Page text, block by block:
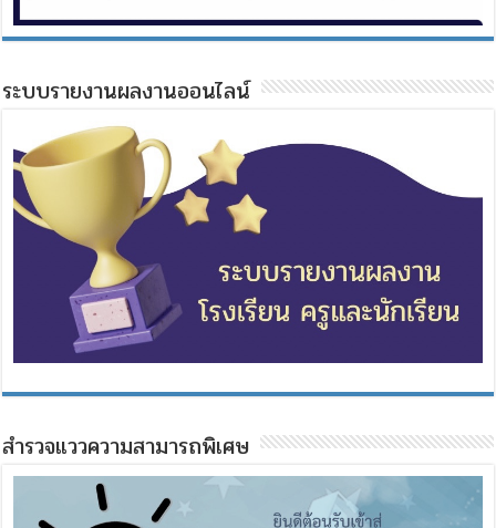
ระบบรายงานผลงานออนไลน์
สำรวจแววความสามารถพิเศษ